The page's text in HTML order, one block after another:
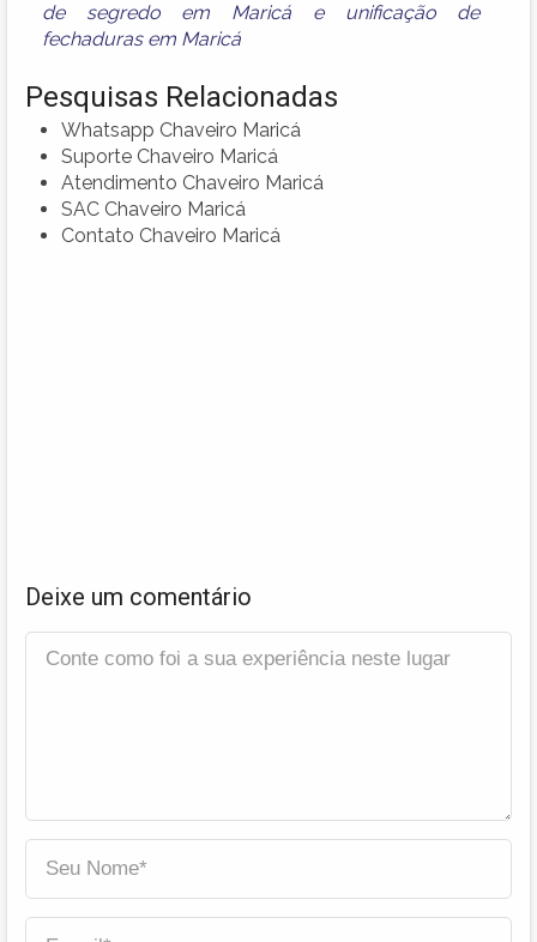
de segredo em Maricá e unificação de
fechaduras em Maricá
Pesquisas Relacionadas
Whatsapp Chaveiro Maricá
Suporte Chaveiro Maricá
Atendimento Chaveiro Maricá
SAC Chaveiro Maricá
Contato Chaveiro Maricá
Deixe um comentário